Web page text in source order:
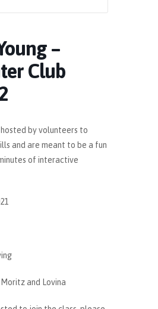
–
Club
by volunteers to
and are meant to be a fun
of interactive
and Lovina